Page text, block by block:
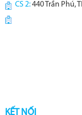
CS 2:440 Trần Phú,
KẾT NỐI